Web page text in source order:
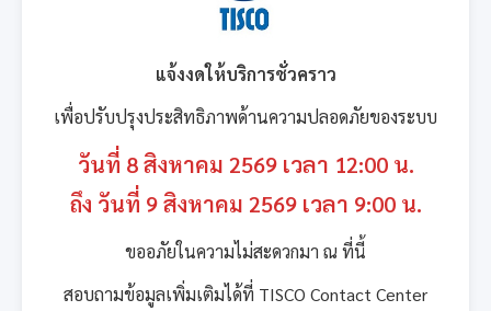
แจ้งงดให้บริการชั่วคราว
เพื่อปรับปรุงประสิทธิภาพด้านความปลอดภัยของระบบ
วันที่ 8 สิงหาคม 2569 เวลา 12:00 น.
ถึง วันที่ 9 สิงหาคม 2569 เวลา 9:00 น.
ขออภัยในความไม่สะดวกมา ณ ที่นี้
สอบถามข้อมูลเพิ่มเติมได้ที่ TISCO Contact Center